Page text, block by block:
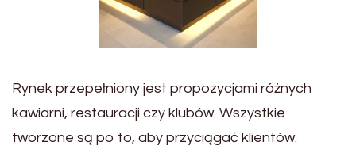
Rynek przepełniony jest propozycjami różnych
kawiarni, restauracji czy klubów. Wszystkie
tworzone są po to, aby przyciągać klientów.